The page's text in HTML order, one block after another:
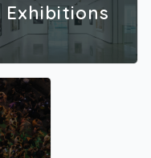
Exhibitions